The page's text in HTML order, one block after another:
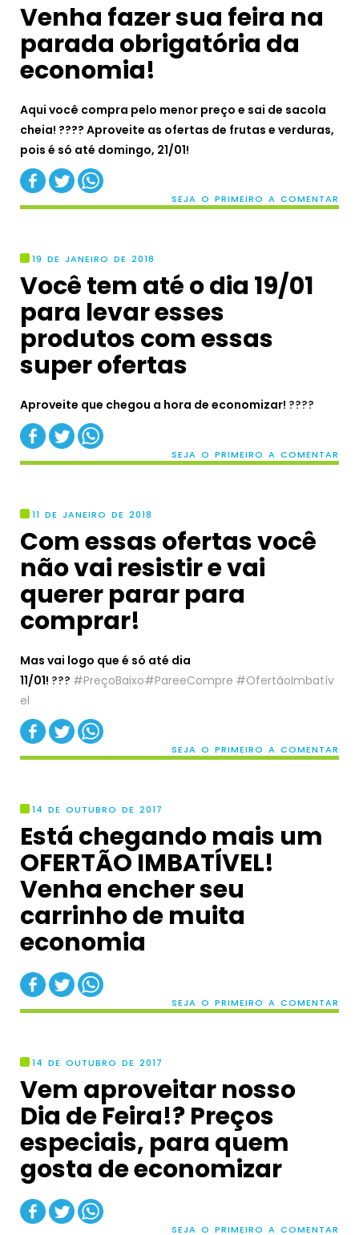
Venha fazer sua feira na
parada obrigatória da
economia!
Aqui você compra pelo menor preço e sai de sacola
cheia! ???? Aproveite as ofertas de frutas e verduras,
pois é só até domingo, 21/01!
SEJA O PRIMEIRO A COMENTAR
19 DE JANEIRO DE 2018
Você tem até o dia 19/01
para levar esses
produtos com essas
super ofertas
Aproveite que chegou a hora de economizar! ????
SEJA O PRIMEIRO A COMENTAR
11 DE JANEIRO DE 2018
Com essas ofertas você
não vai resistir e vai
querer parar para
comprar!
Mas vai logo que é só até dia
11/01! ??? #PreçoBaixo#PareeCompre #OfertãoImbatív
el
SEJA O PRIMEIRO A COMENTAR
14 DE OUTUBRO DE 2017
Está chegando mais um
OFERTÃO IMBATÍVEL!
Venha encher seu
carrinho de muita
economia
SEJA O PRIMEIRO A COMENTAR
14 DE OUTUBRO DE 2017
Vem aproveitar nosso
Dia de Feira!? Preços
especiais, para quem
gosta de economizar
SEJA O PRIMEIRO A COMENTAR